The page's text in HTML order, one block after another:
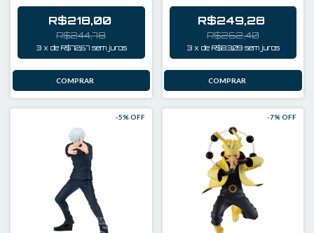
R$218,00
R$244,78
3 x de R$72,67 sem juros
IGGY (81394)
R$249,28
R$262,40
3 x de R$83,09 sem juros
-5% OFF -7% OFF